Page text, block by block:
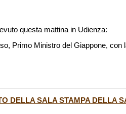
questa mattina in Udienza:
Primo Ministro del Giappone, con
DELLA SALA STAMPA DELLA